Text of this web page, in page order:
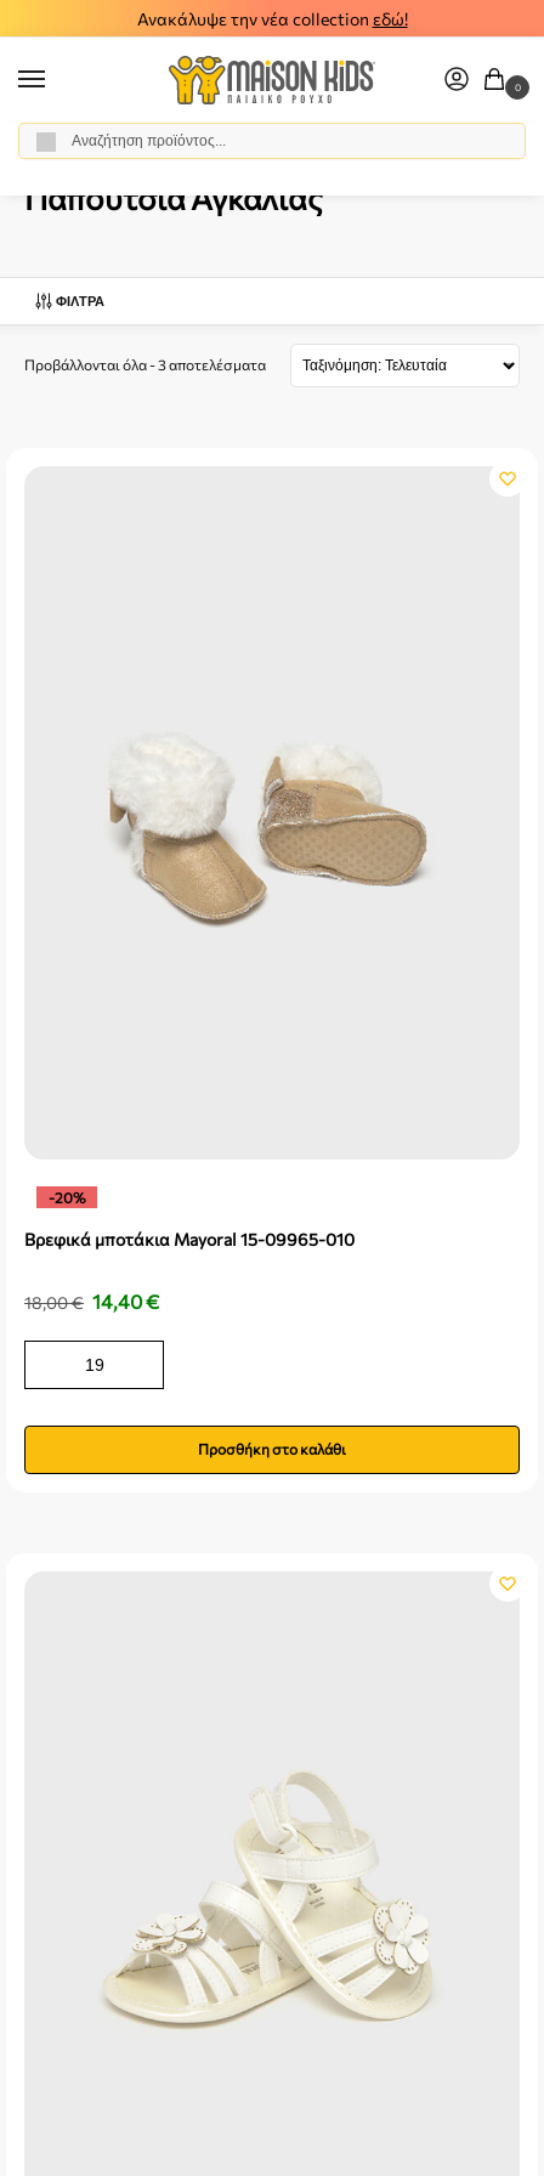
Ανακάλυψε την νέα collection εδώ!
0
Αρχική σελίδα / Βρεφικό Κορίτσι
Παπούτσια Αγκαλιάς
ΦΊΛΤΡΑ
Προβάλλονται όλα - 3 αποτελέσματα
-20%
Βρεφικά μποτάκια Mayoral 15-09965-010
18,00€ 14,40€
19
Προσθήκη στο καλάθι